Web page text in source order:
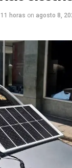
horas on agosto 8,